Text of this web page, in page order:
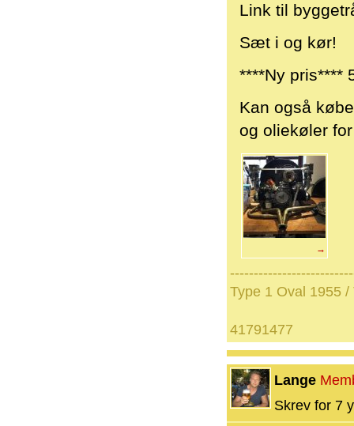
Link til
Sæt i og kør!
****Ny pris****
Kan også
og oliekøler
→
Type 1 Oval 1955
41791477
Lange
Skrev for 7